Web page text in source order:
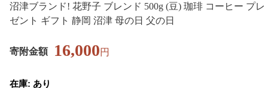
沼津ブランド! 花野子 ブレンド 500g (豆) 珈琲 コーヒー プレ
ゼント ギフト 静岡 沼津 母の日 父の日
寄附金額 16,000円
在庫: あり